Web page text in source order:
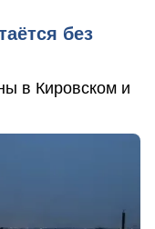
без
в Кировском и